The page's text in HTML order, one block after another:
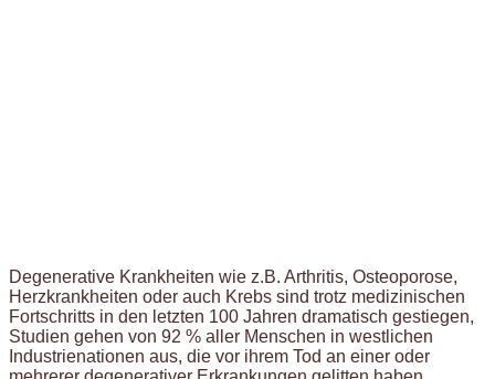
Degenerative Krankheiten wie z.B. Arthritis, Osteoporose,
Herzkrankheiten oder auch Krebs sind trotz medizinischen
Fortschritts in den letzten 100 Jahren dramatisch gestiegen,
Studien gehen von 92 % aller Menschen in westlichen
Industrienationen aus, die vor ihrem Tod an einer oder